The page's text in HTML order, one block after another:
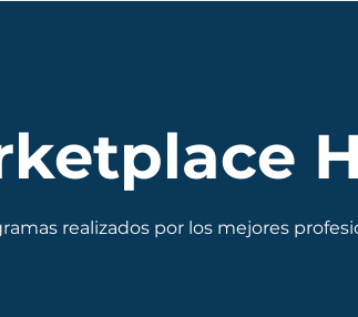
realizados por los mejores